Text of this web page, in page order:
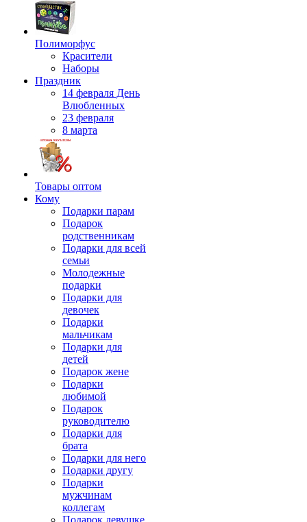
Полиморфус
Красители
Наборы
Праздник
14 февраля День
Влюбленных
23 февраля
8 марта
Товары оптом
Кому
Подарки парам
Подарок
родственникам
Подарки для всей
семьи
Молодежные
подарки
Подарки для
девочек
Подарки
мальчикам
Подарки для
детей
Подарок жене
Подарки
любимой
Подарок
руководителю
Подарки для
брата
Подарки для него
Подарки другу
Подарки
мужчинам
коллегам
Подарок девушке